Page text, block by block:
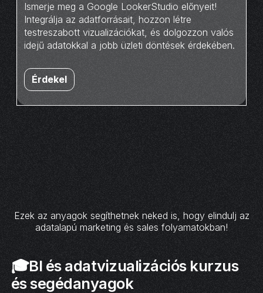
Ismerje meg a Google LookerStudio előnyeit!
Integrálja az adatforrásait, hozzon létre
testreszabott vizualizációkat, és dolgozzon valós
idejű adatokkal a jobb üzleti döntések érdekében.
Érdekel
Ezek az anyagok segíthetnek neked is, hogy elindulj az
adatalapú marketing és sales folyamatokban!
🎓BI és adatvizualizációs kurzus
és segédanyagok